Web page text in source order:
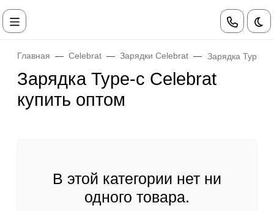
Главная Celebrat Зарядки Celebrat Зарядка Type-c
Зарядка Type-c Celebrat
купить оптом
В этой категории нет ни
одного товара.